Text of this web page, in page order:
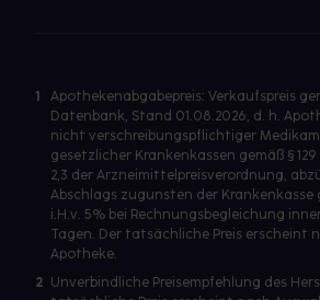
1
Apothekenabgabepreis: Verkaufspreis
Datenbank, Stand 01.08.2026, d. h.
nicht verschreibungspflichtiger
gesetzlicher Krankenkassen gemäß § 129
2,3 der Arzneimittelpreisverordnung,
Abschlags zugunsten der Krankenkasse
i.H.v. 5% bei Rechnungsbegleichung
Tagen. Der tatsächliche Preis erscheint
Apotheke.
2 Unverbindliche Preisempfehlung des